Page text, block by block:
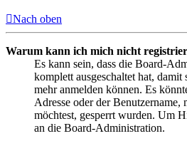
Nach oben
Warum kann ich mich nicht
Es kann sein, dass die Board-
komplett ausgeschaltet hat,
mehr anmelden können. Es
Adresse oder der Benutzername,
möchtest, gesperrt wurden. Um
an die Board-Administration.